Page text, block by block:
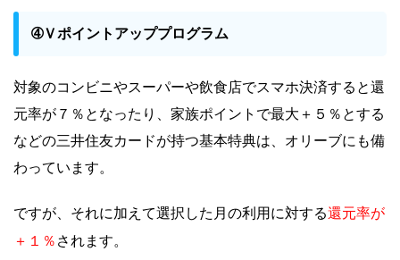
➃Ｖポイントアッププログラム
対象のコンビニやスーパーや飲食店でスマホ決済すると還
元率が７％となったり、家族ポイントで最大＋５％とする
などの三井住友カードが持つ基本特典は、オリーブにも備
わっています。
ですが、それに加えて選択した月の利用に対する還元率が
＋１％ されます。